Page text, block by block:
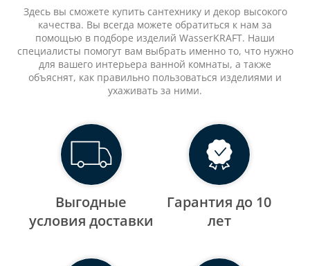
Здесь вы сможете купить сантехнику и декор высокого
качества. Вы всегда можете обратиться к нам за
помощью в подборе изделий WasserKRAFT. Наши
специалисты помогут вам выбрать именно то, что нужно
для вашего интерьера ванной комнаты, а также
объяснят, как правильно пользоваться изделиями и
ухаживать за ними.
Выгодные
уcловия доставки
Гарантия до 10
лет